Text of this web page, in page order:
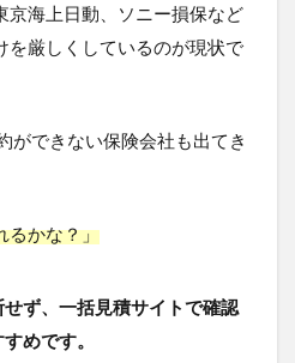
京海上日動、ソニー損保など
を厳しくしているのが現状で
ができない保険会社も出てき
るかな？」
ず、一括見積サイトで確認
めです。